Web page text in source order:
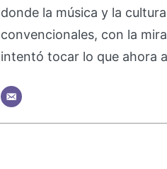
donde la música y la
convencionales, con la
intentó tocar lo que ahora